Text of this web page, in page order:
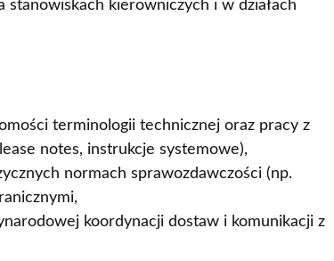
stanowiskach kierowniczych i w działach
terminologii technicznej oraz pracy z
notes, instrukcje systemowe),
normach sprawozdawczości (np.
koordynacji dostaw i komunikacji z